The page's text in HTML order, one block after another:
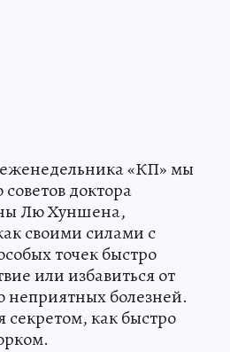
«КП» мы
доктора
Лю Хуншена,
своими силами с
точек быстро
или избавиться от
неприятных болезней.
как быстро